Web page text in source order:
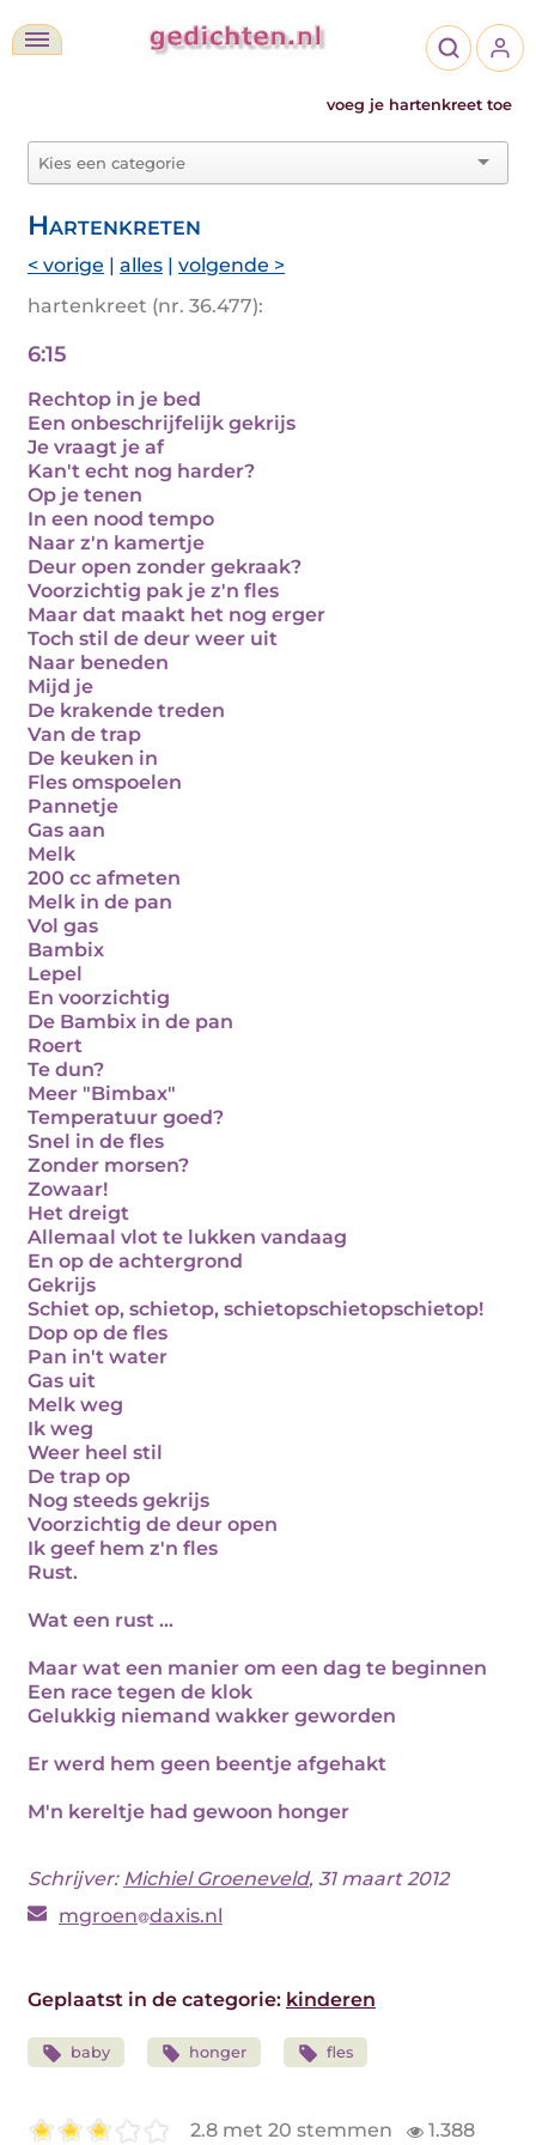
voeg je hartenkreet toe
Hartenkreten
< vorige | alles | volgende >
hartenkreet (nr. 36.477):
6:15
Rechtop in je bed
Een onbeschrijfelijk gekrijs
Je vraagt je af
Kan't echt nog harder?
Op je tenen
In een nood tempo
Naar z'n kamertje
Deur open zonder gekraak?
Voorzichtig pak je z'n fles
Maar dat maakt het nog erger
Toch stil de deur weer uit
Naar beneden
Mijd je
De krakende treden
Van de trap
De keuken in
Fles omspoelen
Pannetje
Gas aan
Melk
200 cc afmeten
Melk in de pan
Vol gas
Bambix
Lepel
En voorzichtig
De Bambix in de pan
Roert
Te dun?
Meer "Bimbax"
Temperatuur goed?
Snel in de fles
Zonder morsen?
Zowaar!
Het dreigt
Allemaal vlot te lukken vandaag
En op de achtergrond
Gekrijs
Schiet op, schietop, schietopschietopschietop!
Dop op de fles
Pan in't water
Gas uit
Melk weg
Ik weg
Weer heel stil
De trap op
Nog steeds gekrijs
Voorzichtig de deur open
Ik geef hem z'n fles
Rust.
Wat een rust ...
Maar wat een manier om een dag te beginnen
Een race tegen de klok
Gelukkig niemand wakker geworden
Er werd hem geen beentje afgehakt
M'n kereltje had gewoon honger
Schrijver: Michiel Groeneveld, 31 maart 2012
mgroen daxis.nl
Geplaatst in de categorie: kinderen
baby honger fles
2.8 met 20 stemmen 1.388